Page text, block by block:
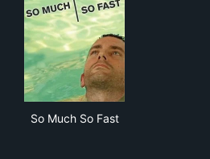
So Much So Fast